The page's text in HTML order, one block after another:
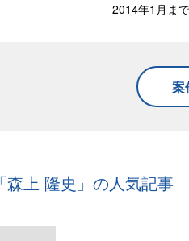
2014年1月ま
案
「森上 隆史」の人気記事